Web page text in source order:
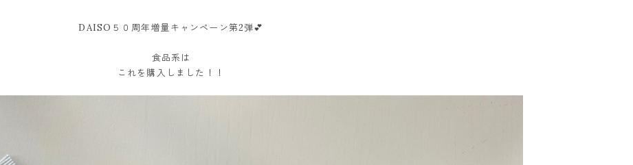
DAISO５０周年増量キャンペーン第2弾💕
食品系は
これを購入しました！！